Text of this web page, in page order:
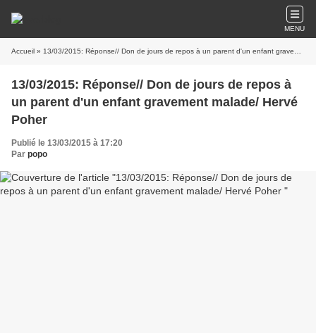
MENU
Accueil » 13/03/2015: Réponse// Don de jours de repos à un parent d'un enfant gravement malade/ Hervé Poher
13/03/2015: Réponse// Don de jours de repos à
un parent d'un enfant gravement malade/ Hervé
Poher
Publié le 13/03/2015 à 17:20
Par popo